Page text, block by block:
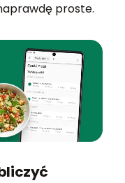
proste.